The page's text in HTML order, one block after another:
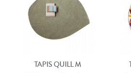
TAPIS QUILL M